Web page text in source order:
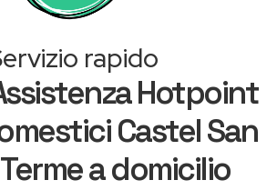
rapido
Hotpoint
Castel San
a domicilio